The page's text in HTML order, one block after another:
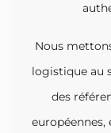
Nous
logistique au
des